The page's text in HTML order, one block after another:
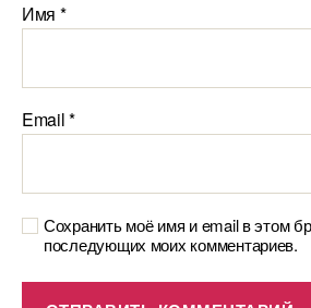
Имя *
Email*
Сохранить моё имя и email в этом
последующих моих комментариев.